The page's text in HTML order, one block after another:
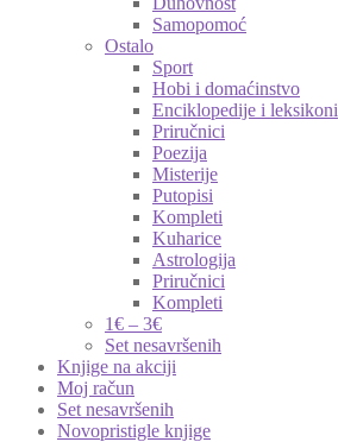
Samopomoć
Ostalo
Sport
Hobi i domaćinstvo
Enciklopedije i leksikoni
Priručnici
Poezija
Misterije
Putopisi
Kompleti
Kuharice
Astrologija
Priručnici
Kompleti
1€ – 3€
Set nesavršenih
Knjige na akciji
Moj račun
Set nesavršenih
Novopristigle knjige